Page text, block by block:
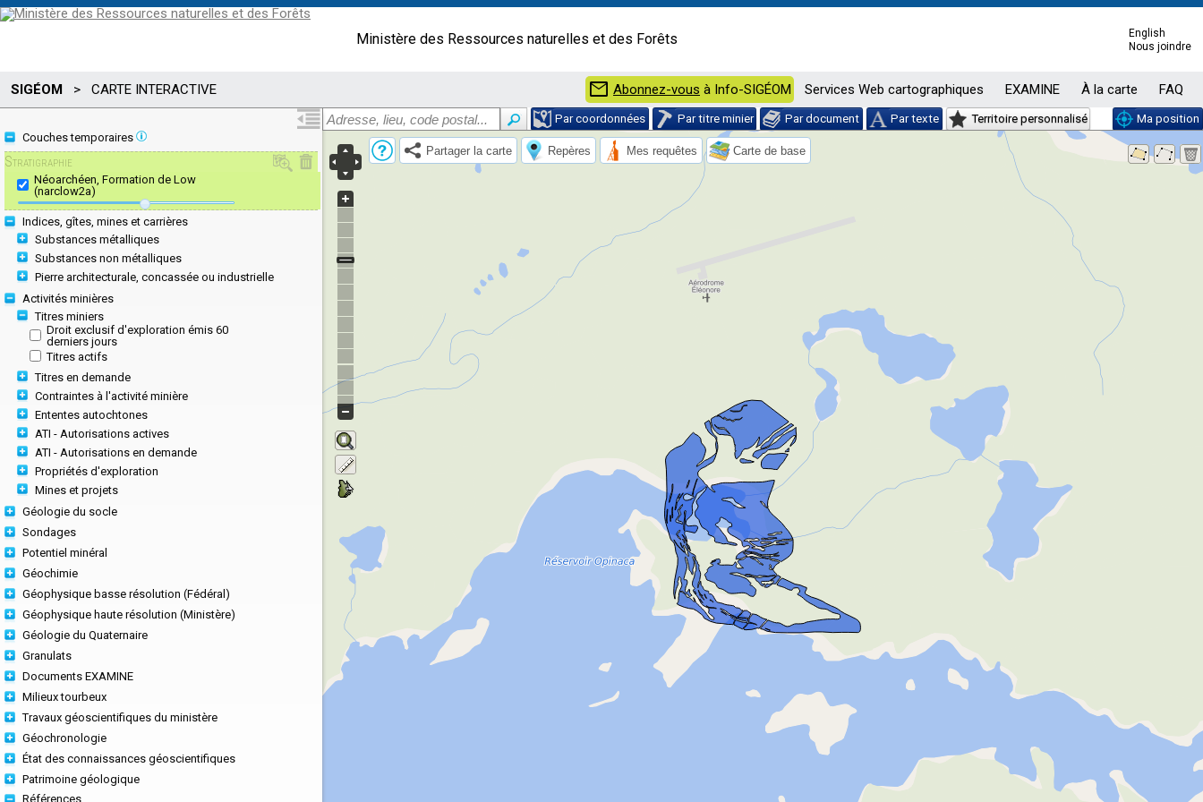
Ministère des Ressources naturelles et des Forêts
English
Nous joindre
SIGÉOM > CARTE INTERACTIVE mail Abonnez-vous à Info-SIGÉOM Services Web cartographiques EXAMINE À la carte FAQ
Par coordonnées Par titre minier Par document Par texte Territoire personnalisé
Ma position
Couches temporaires
Stratigraphie
Néoarchéen, Formation de Low
(narclow2a)
Indices, gîtes, mines et carrières
Substances métalliques
Substances non métalliques
Pierre architecturale, concassée ou industrielle
Activités minières
Titres miniers
Droit exclusif d'exploration émis 60
derniers jours
Titres actifs
Titres en demande
Contraintes à l'activité minière
Ententes autochtones
ATI - Autorisations actives
ATI - Autorisations en demande
Propriétés d'exploration
Mines et projets
Géologie du socle
Sondages
Potentiel minéral
Géochimie
Géophysique basse résolution (Fédéral)
Géophysique haute résolution (Ministère)
Géologie du Quaternaire
Granulats
Documents EXAMINE
Milieux tourbeux
Travaux géoscientifiques du ministère
Géochronologie
État des connaissances géoscientifiques
Patrimoine géologique
Références
Partager la carte Repères Mes requêtes Carte de base